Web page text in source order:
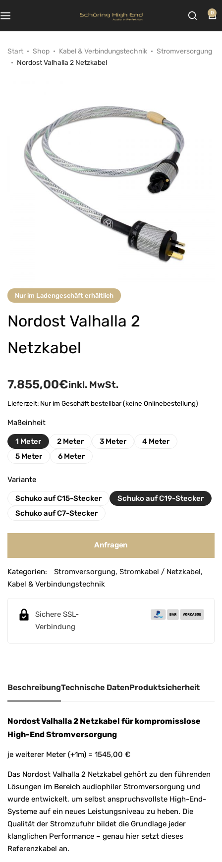
0
Start Shop Kabel & Verbindungstechnik
Stromversorgung
Nordost Valhalla 2 Netzkabel
Nur im Ladengeschäft erhältlich
Nordost Valhalla 2
Netzkabel
7.855,00€inkl. MwSt.
Lieferzeit: Nur im Geschäft bestellbar (keine Onlinebestellung)
Maßeinheit
1 Meter 2 Meter 3 Meter
4 Meter
5 Meter
6 Meter
Variante
Schuko auf C15-Stecker
Schuko auf C19-Stecker
Schuko auf C7-Stecker
Anfragen
l
t
e
:
Kategorien: Stromversorgung, Stromkabel / Netzkabel,
Kabel & Verbindungstechnik
Sichere SSL-
Verbindung
BeschreibungTechnische DatenProduktsicherheit
Nordost Valhalla 2 Netzkabel für kompromisslose
High-End Stromversorgung
je weiterer Meter (+1m) = 1545,00 €
Das Nordost Valhalla 2 Netzkabel gehört zu den führenden
Lösungen im Bereich audiophiler Stromversorgung und
wurde entwickelt, um selbst anspruchsvollste High-End-
Systeme auf ein neues Leistungsniveau zu heben. Die
Qualität der Stromzufuhr bildet die Grundlage jeder
klanglichen Performance – genau hier setzt dieses
Referenzkabel an.